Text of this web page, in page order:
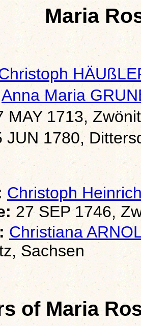
Maria
Anna Maria
MAY 1713,
JUN 1780,
Christoph
27 SEP 1746,
Christiana
Sachsen
of Maria